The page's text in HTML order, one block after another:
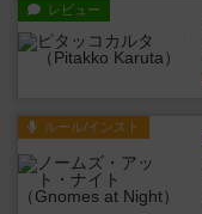
レビュー
ルール/インスト